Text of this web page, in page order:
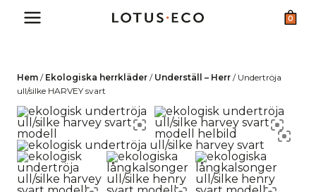
0
Hem / Ekologiska herrkläder / Underställ – Herr / Undertröja
ull/silke HARVEY svart